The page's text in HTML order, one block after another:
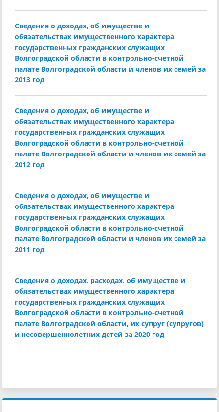
Сведения о доходах, об имуществе и
обязательствах имущественного характера
государственных гражданских служащих
Волгоградской области в контрольно-счетной
палате Волгоградской области и членов их семей за
2013 год
Сведения о доходах, об имуществе и
обязательствах имущественного характера
государственных гражданских служащих
Волгоградской области в контрольно-счетной
палате Волгоградской области и членов их семей за
2012 год
Сведения о доходах, об имуществе и
обязательствах имущественного характера
государственных гражданских служащих
Волгоградской области в контрольно-счетной
палате Волгоградской области и членов их семей за
2011 год
Сведения о доходах, расходах, об имуществе и
обязательствах имущественного характера
государственных гражданских служащих
Волгоградской области в контрольно-счетной
палате Волгоградской области, их супруг (супругов)
и несовершеннолетних детей за 2020 год